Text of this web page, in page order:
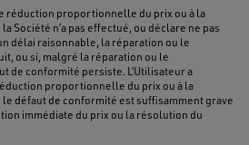
réduction proportionnelle du prix ou à la
Société n’a pas effectué, ou déclare ne pas
délai raisonnable, la réparation ou le
ou si, malgré la réparation ou le
de conformité persiste. L’Utilisateur a
proportionnelle du prix ou à la
défaut de conformité est suffisamment grave
immédiate du prix ou la résolution du